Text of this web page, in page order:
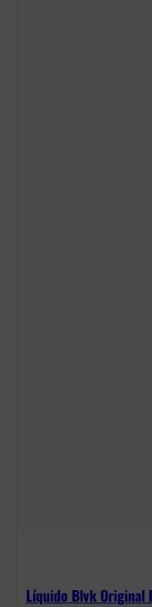
Líquido Blvk Original